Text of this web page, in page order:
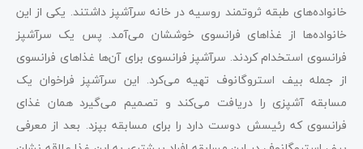
خانواده‌های طبقه ثروتمند روسیه در خانه سرآشپز داشتند. یکی از این
خانواده‌ها از غذاهای فرانسوی خوششان می‌آمد. پس یک سرآشپز
فرانسوی استخدام کردند. سرآشپز فرانسوی برای آن‌ها غذاهای فرانسوی
از جمله بیف استروگانوف تهیه می‌کرد. این سرآشپز فراخوان یک
مسابقه‌ آشپزی را دریافت می‌کند و تصمیم می‌گیرد همان غذای
فرانسوی که رئیسش دوست دارد را برای مسابقه بپزد. بعد از معرفی